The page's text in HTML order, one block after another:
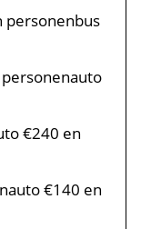
personenbus
€240 en
€140 en